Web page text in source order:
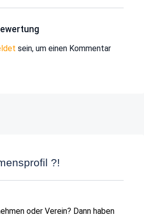
sein, um einen Kommentar
?!
oder Verein? Dann haben